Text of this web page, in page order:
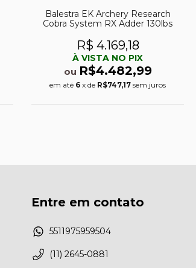
Balestra EK Archery Research
Cobra System RX Adder 130lbs
R$ 4.169,18
À VISTA NO PIX
ou R$4.482,99
em até 6 x de R$747,17 sem juros
Entre em contato
5511975959504
(11) 2645-0881